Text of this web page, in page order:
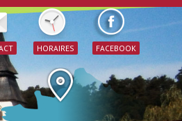
HORAIRES FACEBOOK